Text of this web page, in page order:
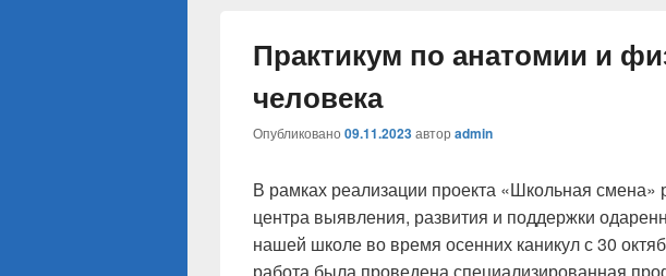
Практикум по анатомии и
человека
Опубликовано 09.11.2023автор admin
В рамках реализации проекта «Школьная смена»
центра выявления, развития и поддержки
нашей школе во время осенних каникул с 30